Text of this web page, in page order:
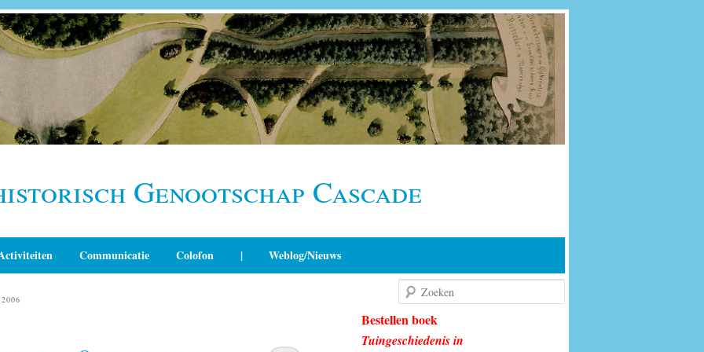
Genootschap Cascade
Communicatie Colofon | Weblog/Nieuws
Bestellen boek
Tuingeschiedenis in